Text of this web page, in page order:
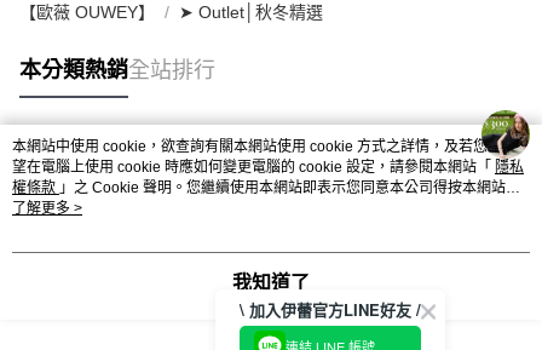
【歐薇 OUWEY】 ➤ Outlet│秋冬精選
本分類熱銷全站排行
熱門標籤
本網站中使用 cookie，欲查詢有關本網站使用 cookie 方式之詳情，及若您不希
望在電腦上使用 cookie 時應如何變更電腦的 cookie 設定，請參閱本網站「 隱私
權條款 」之 Cookie 聲明。您繼續使用本網站即表示您同意本公司得按本網站使
用條款之 Cookie 聲明使用 cookie。
了解更多 >
我知道了
\ 加入伊蕾官方LINE好友 /
連結 LINE 帳號